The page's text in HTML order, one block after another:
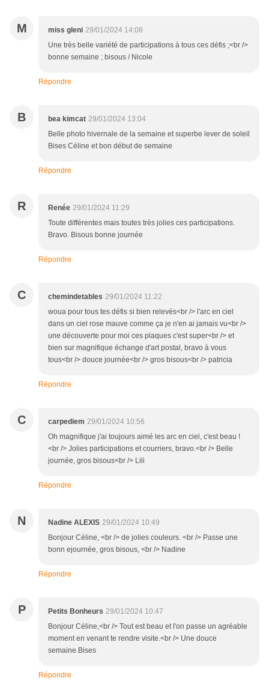
M miss gleni 29/01/2024 14:08
Une très belle variété de participations à tous ces défis ;<br />
bonne semaine ; bisous / Nicole
Répondre
B bea kimcat 29/01/2024 13:04
Belle photo hivernale de la semaine et superbe lever de soleil
Bises Céline et bon début de semaine
Répondre
R Renée 29/01/2024 11:29
Toute différentes mais toutes très jolies ces participations.
Bravo. Bisous bonne journée
Répondre
C chemindetables 29/01/2024 11:22
woua pour tous tes défis si bien relevés<br /> l'arc en ciel
dans un ciel rose mauve comme ça je n'en ai jamais vu<br />
une découverte pour moi ces plaques c'est super<br /> et
bien sur magnifique échange d'art postal, bravo à vous
tous<br /> douce journée<br /> gros bisous<br /> patricia
Répondre
C carpediem 29/01/2024 10:56
Oh magnifique j'ai toujours aimé les arc en ciel, c'est beau !
<br /> Jolies participations et courriers, bravo.<br /> Belle
journée, gros bisous<br /> Lili
Répondre
N Nadine ALEXIS 29/01/2024 10:49
Bonjour Céline, <br /> de jolies couleurs. <br /> Passe une
bonn ejournée, gros bisous, <br /> Nadine
Répondre
P Petits Bonheurs 29/01/2024 10:47
Bonjour Céline,<br /> Tout est beau et l'on passe un agréable
moment en venant te rendre visite.<br /> Une douce
semaine.Bises
Répondre